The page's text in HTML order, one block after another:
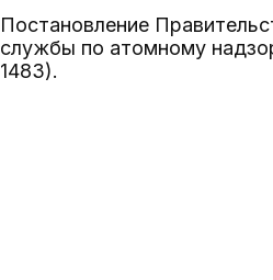
Постановление
службы по атомному
1483).